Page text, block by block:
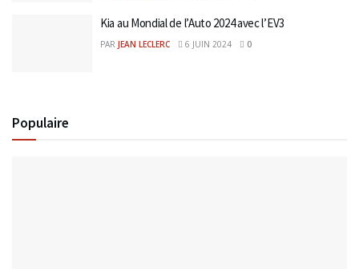
Kia au Mondial de l’Auto 2024 avec l’EV3
PAR JEAN LECLERC 6 JUIN 2024 0
Populaire